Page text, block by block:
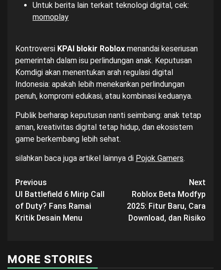
Untuk berita lain terkait teknologi digital, cek:
momoplay
Kontroversi KPAI blokir Roblox menandai keseriusan
pemerintah dalam isu perlindungan anak. Keputusan
Komdigi akan menentukan arah regulasi digital
Indonesia: apakah lebih menekankan perlindungan
penuh, kompromi edukasi, atau kombinasi keduanya.
Publik berharap keputusan nanti seimbang: anak tetap
aman, kreativitas digital tetap hidup, dan ekosistem
game berkembang lebih sehat.
silahkan baca juga artikel lainnya di Pojok Gamers.
Post
navigation
Previous
UI Battlefield 6 Mirip Call
of Duty? Fans Ramai
Kritik Desain Menu
Next
Roblox Beta Modfyp
2025: Fitur Baru, Cara
Download, dan Risiko
MORE STORIES